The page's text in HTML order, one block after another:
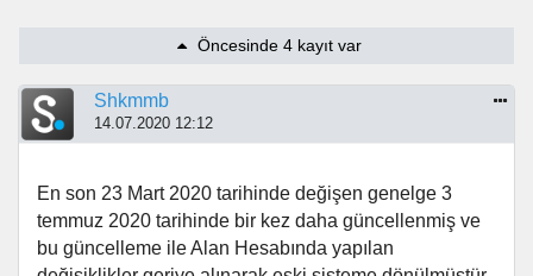
Öncesinde 4 kayıt var
Shkmmb
14.07.2020 12:12
En son 23 Mart 2020 tarihinde değişen genelge 3
temmuz 2020 tarihinde bir kez daha güncellenmiş ve
bu güncelleme ile Alan Hesabında yapılan